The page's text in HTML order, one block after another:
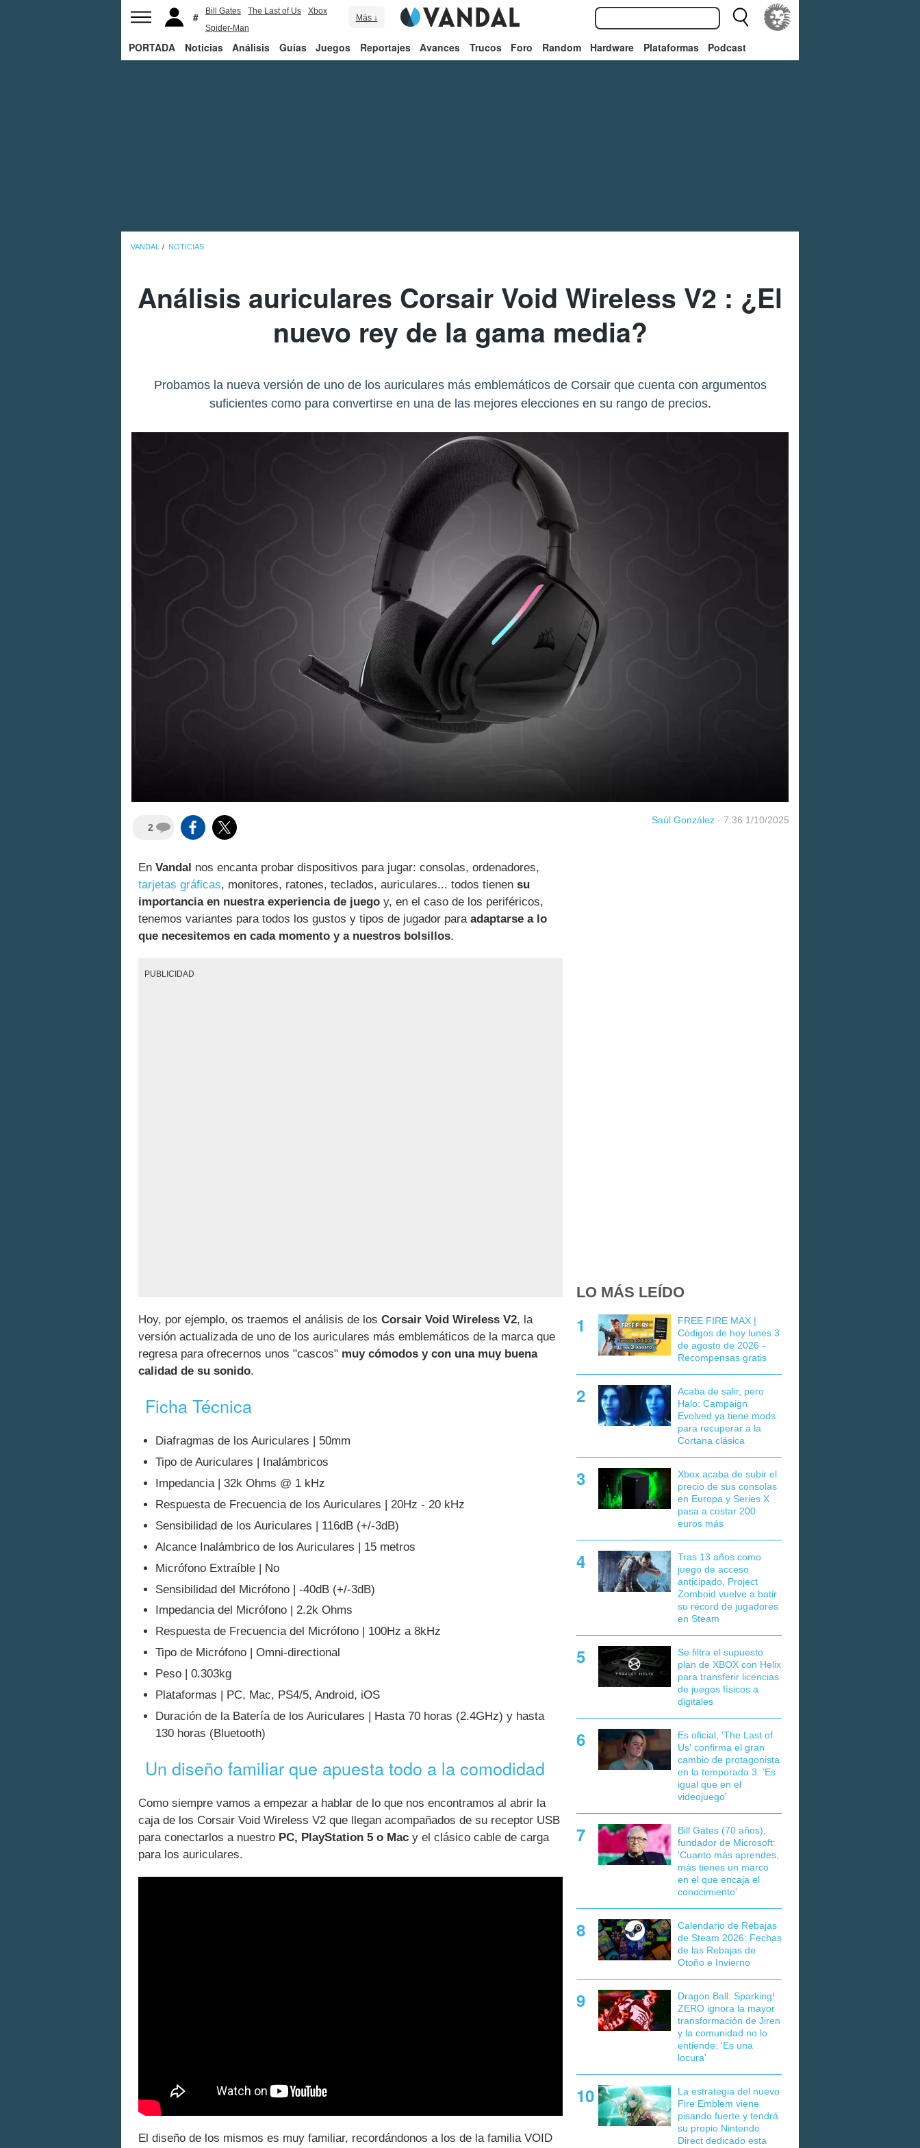
Bill Gates The Last of Us
Xbox
Spider-Man
Más ↓
PORTADA Noticias Análisis Guías Juegos Reportajes Avances Trucos Foro Random Hardware Plataformas Podcast
VANDAL NOTICIAS
Análisis auriculares Corsair Void Wireless V2 : ¿El
nuevo rey de la gama media?
Probamos la nueva versión de uno de los auriculares más emblemáticos de Corsair que cuenta con argumentos
suficientes como para convertirse en una de las mejores elecciones en su rango de precios.
2
Saúl González · 7:36 1/10/2025
En Vandal nos encanta probar dispositivos para jugar: consolas, ordenadores,
tarjetas gráficas, monitores, ratones, teclados, auriculares... todos tienen su
importancia en nuestra experiencia de juego y, en el caso de los periféricos,
tenemos variantes para todos los gustos y tipos de jugador para adaptarse a lo
que necesitemos en cada momento y a nuestros bolsillos.
PUBLICIDAD
Hoy, por ejemplo, os traemos el análisis de los Corsair Void Wireless V2, la
versión actualizada de uno de los auriculares más emblemáticos de la marca que
regresa para ofrecernos unos "cascos" muy cómodos y con una muy buena
calidad de su sonido.
Ficha Técnica
Diafragmas de los Auriculares | 50mm
Tipo de Auriculares | Inalámbricos
Impedancia | 32k Ohms @ 1 kHz
Respuesta de Frecuencia de los Auriculares | 20Hz - 20 kHz
Sensibilidad de los Auriculares | 116dB (+/-3dB)
Alcance Inalámbrico de los Auriculares | 15 metros
Micrófono Extraíble | No
Sensibilidad del Micrófono | -40dB (+/-3dB)
Impedancia del Micrófono | 2.2k Ohms
Respuesta de Frecuencia del Micrófono | 100Hz a 8kHz
Tipo de Micrófono | Omni-directional
Peso | 0.303kg
Plataformas | PC, Mac, PS4/5, Android, iOS
Duración de la Batería de los Auriculares | Hasta 70 horas (2.4GHz) y hasta
130 horas (Bluetooth)
Un diseño familiar que apuesta todo a la comodidad
Como siempre vamos a empezar a hablar de lo que nos encontramos al abrir la
caja de los Corsair Void Wireless V2 que llegan acompañados de su receptor USB
para conectarlos a nuestro PC, PlayStation 5 o Mac y el clásico cable de carga
para los auriculares.
El diseño de los mismos es muy familiar, recordándonos a los de la familia VOID
LO MÁS LEÍDO
FREE FIRE MAX |
Códigos de hoy lunes 3
de agosto de 2026 -
Recompensas gratis
Acaba de salir, pero
Halo: Campaign
Evolved ya tiene mods
para recuperar a la
Cortana clásica
Xbox acaba de subir el
precio de sus consolas
en Europa y Series X
pasa a costar 200
euros más
Tras 13 años como
juego de acceso
anticipado, Project
Zomboid vuelve a batir
su récord de jugadores
en Steam
Se filtra el supuesto
plan de XBOX con Helix
para transferir licencias
de juegos físicos a
digitales
Es oficial, 'The Last of
Us' confirma el gran
cambio de protagonista
en la temporada 3: 'Es
igual que en el
videojuego'
Bill Gates (70 años),
fundador de Microsoft:
'Cuanto más aprendes,
más tienes un marco
en el que encaja el
conocimiento'
Calendario de Rebajas
de Steam 2026: Fechas
de las Rebajas de
Otoño e Invierno
Dragon Ball: Sparking!
ZERO ignora la mayor
transformación de Jiren
y la comunidad no lo
entiende: 'Es una
locura'
La estrategia del nuevo
Fire Emblem viene
pisando fuerte y tendrá
su propio Nintendo
Direct dedicado esta